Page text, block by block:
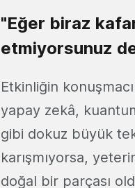
"Eğer biraz
etmiyorsunuz
Etkinliğin
yapay zekâ,
gibi dokuz büyük
karışmıyorsa,
doğal bir parçası